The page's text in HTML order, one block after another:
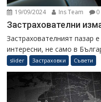
19/09/2024 Ins Team 0
Застрахователни
Застрахователният пазар
интересни, не само в
slider Застраховки Съвети